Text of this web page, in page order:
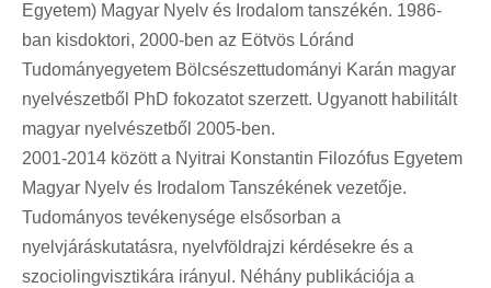
Egyetem) Magyar Nyelv és Irodalom tanszékén. 1986-
ban kisdoktori, 2000-ben az Eötvös Lóránd
Tudományegyetem Bölcsészettudományi Karán magyar
nyelvészetből PhD fokozatot szerzett. Ugyanott habilitált
magyar nyelvészetből 2005-ben.
2001-2014 között a Nyitrai Konstantin Filozófus Egyetem
Magyar Nyelv és Irodalom Tanszékének vezetője.
Tudományos tevékenysége elsősorban a
nyelvjáráskutatásra, nyelvföldrajzi kérdésekre és a
szociolingvisztikára irányul. Néhány publikációja a